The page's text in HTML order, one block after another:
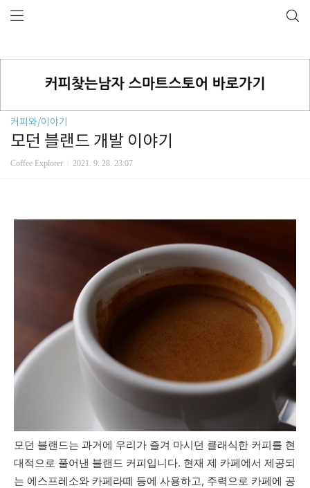
커피와/이야기
모던 블랜드 개발 이야기
Coffee Explorer 2021. 9. 28. 23:07
모던 블랜드는 과거에 우리가 즐겨 마시던 클래식한 커피를 현
대적으로 풀어낸 블랜드 커피입니다. 현재 제 카페에서 제공되
는 에스프레소와 카페라떼 등에 사용하고, 주력으로 카페에 공